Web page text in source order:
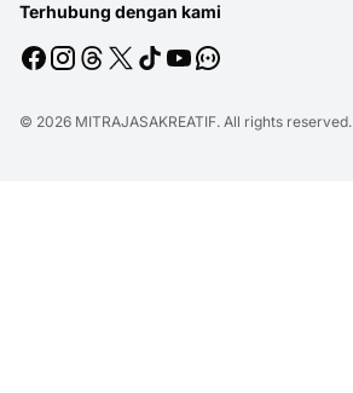
Terhubung dengan kami
© 2026 MITRAJASAKREATIF. All rights reserved.